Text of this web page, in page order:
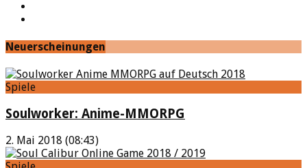
Neuerscheinungen
Spiele
Soulworker: Anime-MMORPG
2. Mai 2018 (08:43)